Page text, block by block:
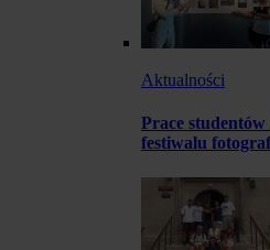
Aktualności
Prace
festiwalu